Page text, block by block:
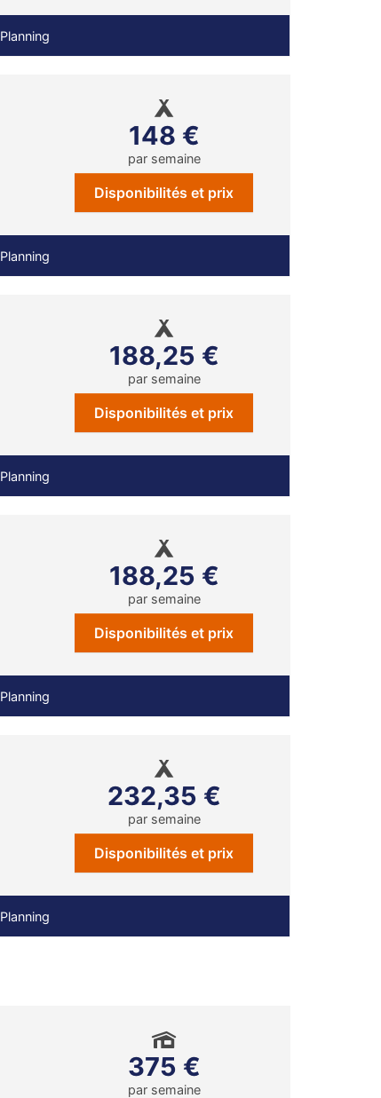
Planning
148 €
par semaine
Disponibilités et prix
Planning
188,25 €
par semaine
Disponibilités et prix
Planning
188,25 €
par semaine
Disponibilités et prix
Planning
232,35 €
par semaine
Disponibilités et prix
Planning
375 €
par semaine